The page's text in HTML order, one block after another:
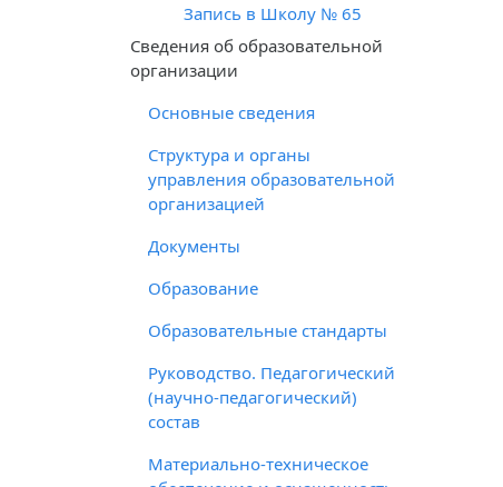
Запись в Школу № 65
Cведения об образовательной
организации
Основные сведения
Структура и органы
управления образовательной
организацией
Документы
Образование
Образовательные стандарты
Руководство. Педагогический
(научно-педагогический)
состав
Материально-техническое